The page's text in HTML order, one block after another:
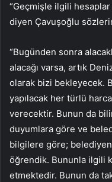
“Geçmişle ilgili
diyen Çavuşoğlu
“Bugünden sonra
alacağı varsa, artık
olarak bizi bekleyecek.
yapılacak her türlü
verecektir. Bunun da
duyumlara göre ve
bilgilere göre;
öğrendik. Bununla ilgili
etmektedir. Bunun da